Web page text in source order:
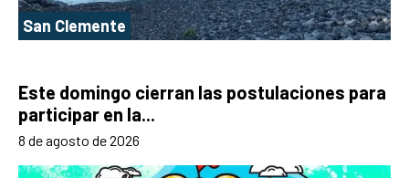
San Clemente
Este domingo cierran las postulaciones para
participar en la...
8 de agosto de 2026